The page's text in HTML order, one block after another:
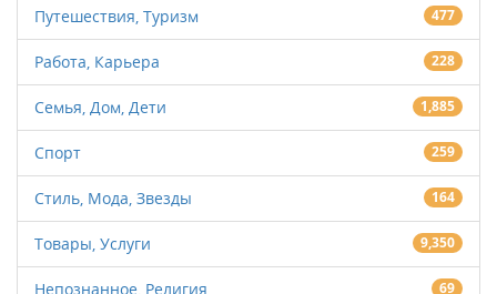
Путешествия, Туризм 477
Работа, Карьера 228
Семья, Дом, Дети 1,885
Спорт 259
Стиль, Мода, Звезды 164
Товары, Услуги 9,350
Непознанное, Религия 69